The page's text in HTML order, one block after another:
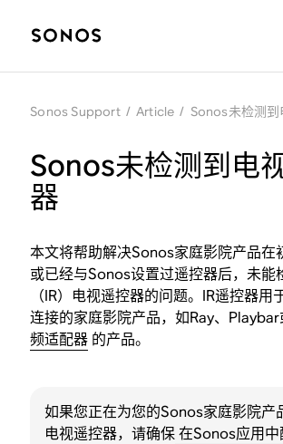
Sonos Support / Article / Sonos未检测到
Sonos未检测到电
器
本文将帮助解决Sonos家庭影院产品在
或已经与Sonos设置过遥控器后，未能
（IR）电视遥控器的问题。IR遥控器用
连接的家庭影院产品，如Ray、Playbar
频适配器 的产品。
如果您正在为您的Sonos家庭影院产
电视遥控器，请确保在Sonos应用